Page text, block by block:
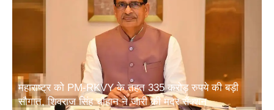
महाराष्ट्र को PM-RKVY के तहत 335 करोड़ रुपये की बड़ी
सौगात, शिवराज सिंह चौहान ने जारी की मदर सैंक्शन